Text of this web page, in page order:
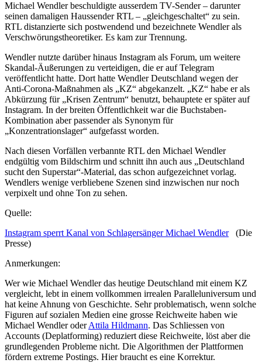
Michael Wendler beschuldigte ausserdem TV-Sender – darunter
seinen damaligen Haussender RTL – „gleichgeschaltet“ zu sein.
RTL distanzierte sich postwendend und bezeichnete Wendler als
Verschwörungstheoretiker. Es kam zur Trennung.
Wendler nutzte darüber hinaus Instagram als Forum, um weitere
Skandal-Äußerungen zu verteidigen, die er auf Telegram
veröffentlicht hatte. Dort hatte Wendler Deutschland wegen der
Anti-Corona-Maßnahmen als „KZ“ abgekanzelt. „KZ“ habe er als
Abkürzung für „Krisen Zentrum“ benutzt, behauptete er später auf
Instagram. In der breiten Öffentlichkeit war die Buchstaben-
Kombination aber passender als Synonym für
„Konzentrationslager“ aufgefasst worden.
Nach diesen Vorfällen verbannte RTL den Michael Wendler
endgültig vom Bildschirm und schnitt ihn auch aus „Deutschland
sucht den Superstar“-Material, das schon aufgezeichnet vorlag.
Wendlers wenige verbliebene Szenen sind inzwischen nur noch
verpixelt und ohne Ton zu sehen.
Quelle:
Instagram sperrt Kanal von Schlagersänger Michael Wendler(Die
Presse)
Anmerkungen:
Wer wie Michael Wendler das heutige Deutschland mit einem KZ
vergleicht, lebt in einem vollkommen irrealen Paralleluniversum und
hat keine Ahnung von Geschichte. Sehr problematisch, wenn solche
Figuren auf sozialen Medien eine grosse Reichweite haben wie
Michael Wendler oderAttila Hildmann. Das Schliessen von
Accounts (Deplatforming) reduziert diese Reichweite, löst aber die
grundlegenden Probleme nicht. Die Algorithmen der Plattformen
fördern extreme Postings. Hier braucht es eine Korrektur.